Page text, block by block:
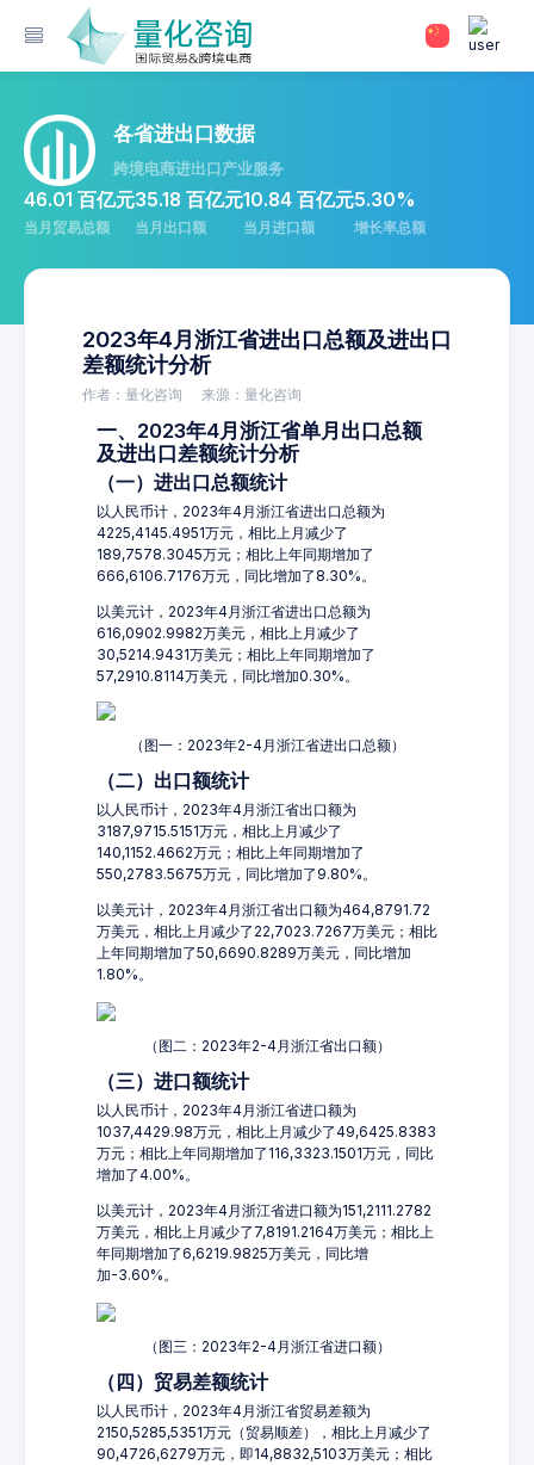
各省进出口数据
跨境电商进出口产业服务
46.01 百亿元
当月贸易总额
35.18 百亿元
当月出口额
10.84 百亿元
当月进口额
5.30%
增长率总额
2023年4月浙江省进出口总额及进出口
差额统计分析
作者：量化咨询 来源：量化咨询
一、2023年4月浙江省单月出口总额
及进出口差额统计分析
（一）进出口总额统计
以人民币计，2023年4月浙江省进出口总额为
4225,4145.4951万元，相比上月减少了
189,7578.3045万元；相比上年同期增加了
666,6106.7176万元，同比增加了8.30%。
以美元计，2023年4月浙江省进出口总额为
616,0902.9982万美元，相比上月减少了
30,5214.9431万美元；相比上年同期增加了
57,2910.8114万美元，同比增加0.30%。
（图一：2023年2-4月浙江省进出口总额）
（二）出口额统计
以人民币计，2023年4月浙江省出口额为
3187,9715.5151万元，相比上月减少了
140,1152.4662万元；相比上年同期增加了
550,2783.5675万元，同比增加了9.80%。
以美元计，2023年4月浙江省出口额为464,8791.72
万美元，相比上月减少了22,7023.7267万美元；相比
上年同期增加了50,6690.8289万美元，同比增加
1.80%。
（图二：2023年2-4月浙江省出口额）
（三）进口额统计
以人民币计，2023年4月浙江省进口额为
1037,4429.98万元，相比上月减少了49,6425.8383
万元；相比上年同期增加了116,3323.1501万元，同比
增加了4.00%。
以美元计，2023年4月浙江省进口额为151,2111.2782
万美元，相比上月减少了7,8191.2164万美元；相比上
年同期增加了6,6219.9825万美元，同比增
加-3.60%。
（图三：2023年2-4月浙江省进口额）
（四）贸易差额统计
以人民币计，2023年4月浙江省贸易差额为
2150,5285,5351万元（贸易顺差），相比上月减少了
90,4726,6279万元，即14,8832,5103万美元；相比